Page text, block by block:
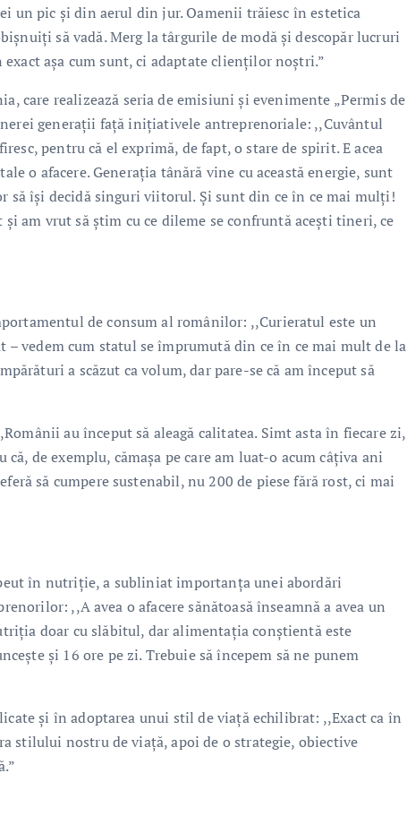
un pic și din aerul din jur. Oamenii trăiesc în estetica
să vadă. Merg la târgurile de modă și descopăr lucruri
așa cum sunt, ci adaptate clienților noștri.”
care realizează seria de emisiuni și evenimente „Permis de
generații față inițiativele antreprenoriale: ,,Cuvântul
pentru că el exprimă, de fapt, o stare de spirit. E acea
o afacere. Generaţia tânără vine cu această energie, sunt
să îşi decidă singuri viitorul. Şi sunt din ce în ce mai mulţi!
am vrut să ştim cu ce dileme se confruntă aceşti tineri, ce
de consum al românilor: ,,Curieratul este un
vedem cum statul se împrumută din ce în ce mai mult de la
a scăzut ca volum, dar pare-se că am început să
au început să aleagă calitatea. Simt asta în fiecare zi,
de exemplu, cămașa pe care am luat-o acum câțiva ani
să cumpere sustenabil, nu 200 de piese fără rost, ci mai
în nutriție, a subliniat importanța unei abordări
,,A avea o afacere sănătoasă înseamnă a avea un
doar cu slăbitul, dar alimentația conștientă este
și 16 ore pe zi. Trebuie să începem să ne punem
și în adoptarea unui stil de viață echilibrat: ,,Exact ca în
stilului nostru de viață, apoi de o strategie, obiective